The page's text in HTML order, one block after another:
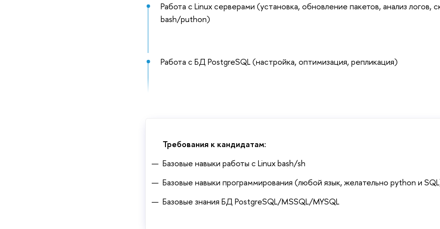
Работа с Linux серверами (установка, обновление пакетов, анализ логов,
bash/puthon)
Работа с БД PostgreSQL (настройка, оптимизация, репликация)
Требования к кандидатам:
Базовые навыки работы с Linux bash/sh
Базовые навыки программирования (любой язык, желательно python и
Базовые знания БД PostgreSQL/MSSQL/MYSQL